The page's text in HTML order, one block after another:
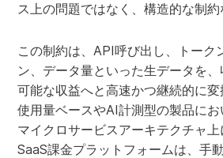
ス上の問題ではなく、構造的な制約
この制約は、API呼び出し、トーク
ン、データ量といった生データを
可能な収益へと高速かつ継続的に変
使用量ベースやAI計測型の製品にお
マイクロサービスアーキテクチャ
SaaS課金プラットフォームは、手